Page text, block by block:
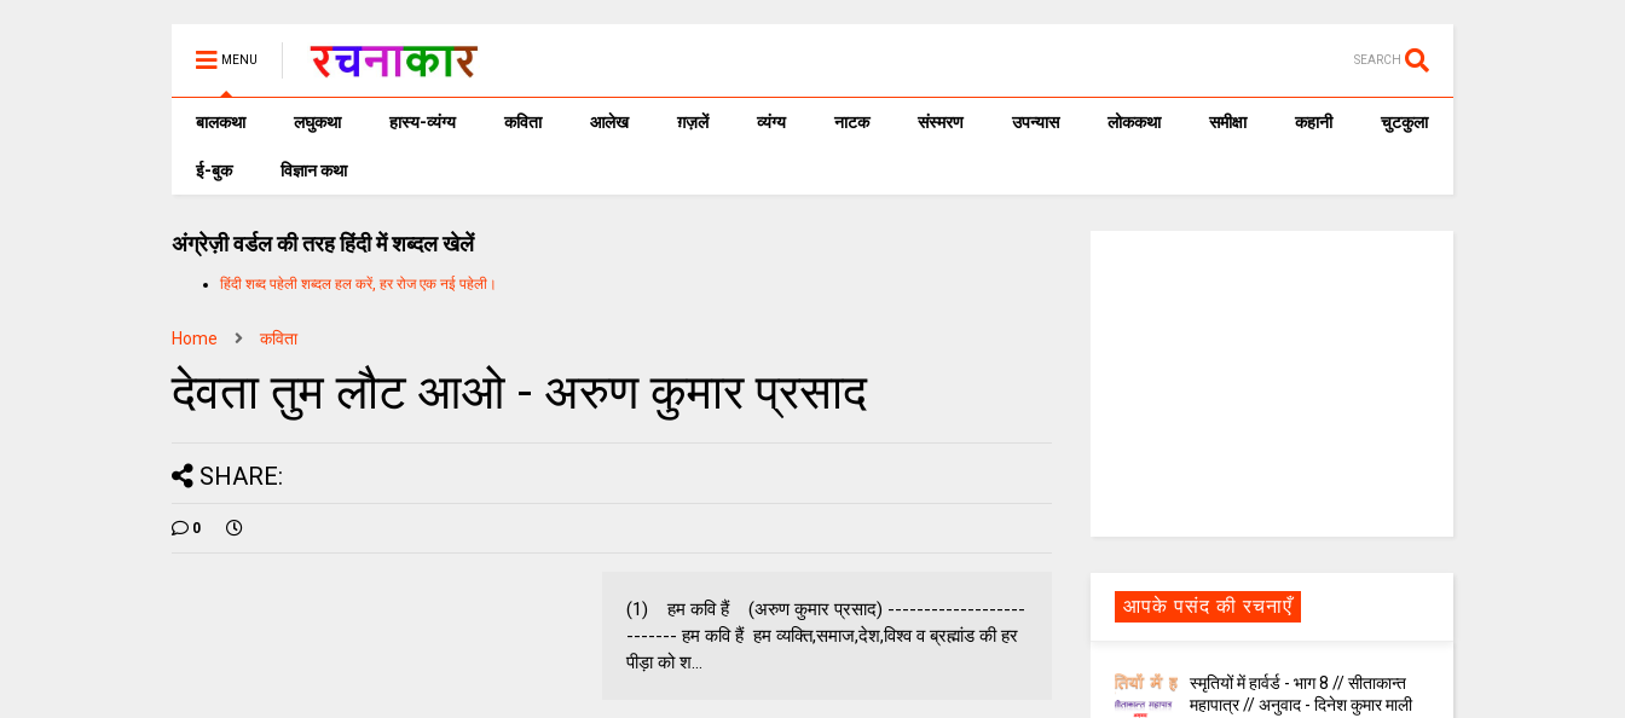
MENU SEARCH
बालकथा लघुकथा हास्य-व्यंग्य कविता आलेख ग़ज़लें व्यंग्य नाटक संस्मरण उपन्यास लोककथा समीक्षा कहानी चुटकुला
ई-बुक विज्ञान कथा
अंग्रेज़ी वर्डल की तरह हिंदी में शब्दल खेलें
हिंदी शब्द पहेली शब्दल हल करें, हर रोज एक नई पहेली।
Home कविता
देवता तुम लौट आओ - अरुण कुमार प्रसाद
SHARE:
0
(1) हम कवि हैं (अरुण कुमार प्रसाद) -------------------
------- हम कवि हैं हम व्यक्ति,समाज,देश,विश्व व ब्रह्मांड की हर
पीड़ा को श...
आपके पसंद की रचनाएँ
स्मृतियों में हार्वर्ड - भाग 8 // सीताकान्त
महापात्र // अनुवाद - दिनेश कुमार माली